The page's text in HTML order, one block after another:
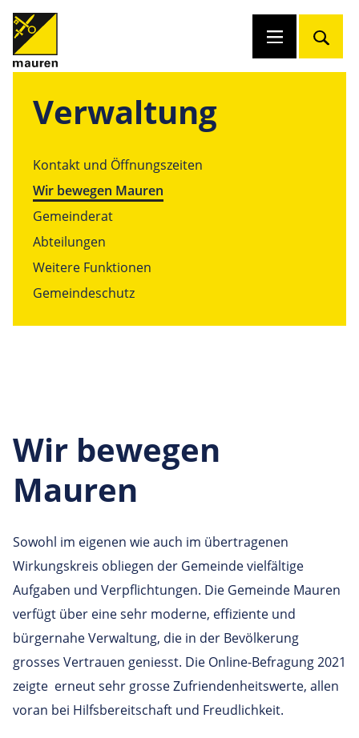
Verwaltung
Kontakt und Öffnungszeiten
Wir bewegen Mauren
Gemeinderat
Abteilungen
Weitere Funktionen
Gemeindeschutz
Wir bewegen
Mauren
Sowohl im eigenen wie auch im übertragenen
Wirkungskreis obliegen der Gemeinde vielfältige
Aufgaben und Verpflichtungen. Die Gemeinde Mauren
verfügt über eine sehr moderne, effiziente und
bürgernahe Verwaltung, die in der Bevölkerung
grosses Vertrauen geniesst. Die Online-Befragung 2021
zeigte erneut sehr grosse Zufriendenheitswerte, allen
voran bei Hilfsbereitschaft und Freudlichkeit.